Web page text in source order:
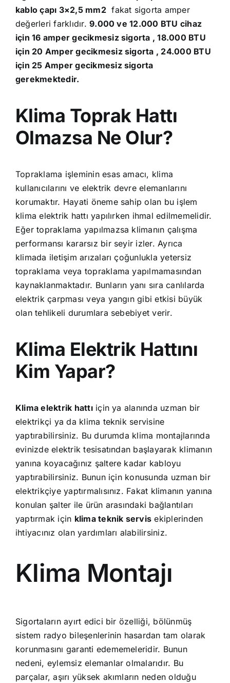
kablo çapı 3×2,5 mm2fakat sigorta amper
değerleri farklıdır.9.000 ve 12.000 BTU cihaz
için 16 amper gecikmesiz sigorta , 18.000 BTU
için 20 Amper gecikmesiz sigorta , 24.000 BTU
için 25 Amper gecikmesiz sigorta
gerekmektedir.
Klima Toprak Hattı
Olmazsa Ne Olur?
Topraklama işleminin esas amacı, klima
kullanıcılarını ve elektrik devre elemanlarını
korumaktır. Hayati öneme sahip olan bu işlem
klima elektrik hattı yapılırken ihmal edilmemelidir.
Eğer topraklama yapılmazsa klimanın çalışma
performansı kararsız bir seyir izler. Ayrıca
klimada iletişim arızaları çoğunlukla yetersiz
topraklama veya topraklama yapılmamasından
kaynaklanmaktadır. Bunların yanı sıra canlılarda
elektrik çarpması veya yangın gibi etkisi büyük
olan tehlikeli durumlara sebebiyet verir.
Klima Elektrik Hattını
Kim Yapar?
Klima elektrik hattıiçin ya alanında uzman bir
elektrikçi ya da klima teknik servisine
yaptırabilirsiniz. Bu durumda klima montajlarında
evinizde elektrik tesisatından başlayarak klimanın
yanına koyacağınız şaltere kadar kabloyu
yaptırabilirsiniz. Bunun için konusunda uzman bir
elektrikçiye yaptırmalısınız. Fakat klimanın yanına
konulan şalter ile ürün arasındaki bağlantıları
yaptırmak için klima teknik servis ekiplerinden
ihtiyacınız olan yardımları alabilirsiniz.
Klima Montajı
Sigortaların ayırt edici bir özelliği, bölünmüş
sistem radyo bileşenlerinin hasardan tam olarak
korunmasını garanti edememeleridir. Bunun
nedeni, eylemsiz elemanlar olmalarıdır. Bu
parçalar, aşırı yüksek akımların neden olduğu